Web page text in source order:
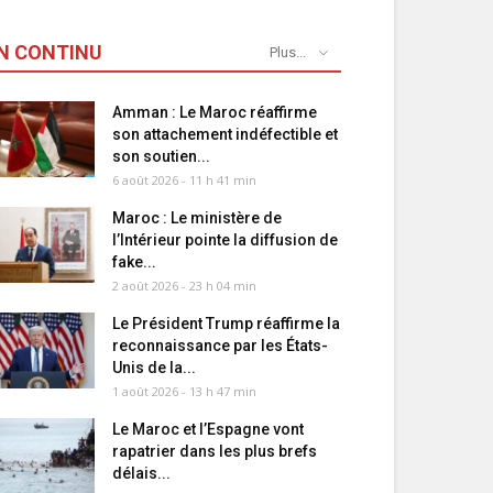
CONTINU Plus...
Amman : Le Maroc réaffirme
son attachement indéfectible et
son soutien...
6 août 2026 - 11 h 41 min
Maroc : Le ministère de
l’Intérieur pointe la diffusion de
fake...
2 août 2026 - 23 h 04 min
Le Président Trump réaffirme la
reconnaissance par les États-
Unis de la...
1 août 2026 - 13 h 47 min
Le Maroc et l’Espagne vont
rapatrier dans les plus brefs
délais...